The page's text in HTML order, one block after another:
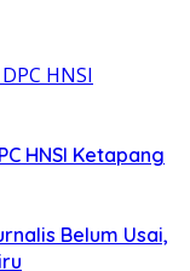
HNSI Ketapang
Belum Usai,